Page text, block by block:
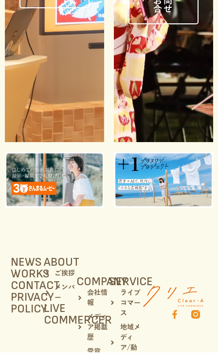
合せ
NEWS
WORKS
CONTACT
PRIVACY
POLICY
ABOUT
ご挨拶
メンバ
ー
LIVE
COMMERCER
COMPANY
会社情
報
メディ
ア掲載
歴
受賞
SERVICE
ライブ
コマー
ス
地域メ
ディ
ア/動